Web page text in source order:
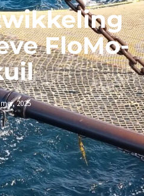
FloMo-
2025